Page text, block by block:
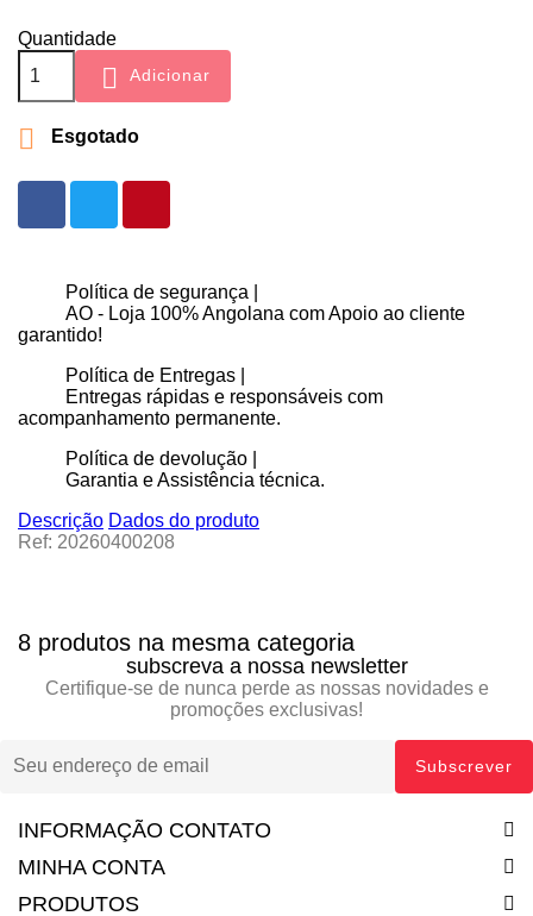
Quantidade
 Adicionar
 Esgotado
Política de segurança |
AO - Loja 100% Angolana com Apoio ao cliente
garantido!
Política de Entregas |
Entregas rápidas e responsáveis com
acompanhamento permanente.
Política de devolução |
Garantia e Assistência técnica.
Descrição Dados do produto
Ref: 20260400208
8 produtos na mesma categoria
subscreva a nossa newsletter
Certifique-se de nunca perde as nossas novidades e
promoções exclusivas!
INFORMAÇÃO CONTATO
MINHA CONTA
PRODUTOS